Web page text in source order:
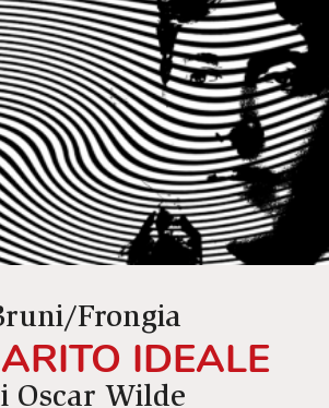
Frongia
IDEALE
Oscar Wilde